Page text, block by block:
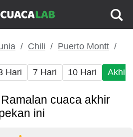
Chili Puerto Montt
Hari 7 Hari 10 Hari Akhir
cuaca akhir
ini